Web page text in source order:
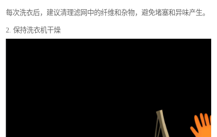
每次洗衣后，建议清理滤网中的纤维和杂物，避免堵塞和异味产生。
2. 保持洗衣机干燥